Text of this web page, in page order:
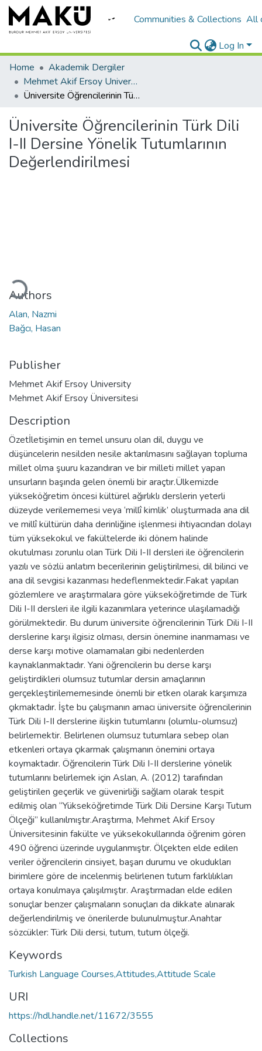
Communities & Collections All
Log In
Home
Akademik Dergiler
Mehmet Akif Ersoy University Journal of Education Faculty
Üniversite Öğrencilerinin Türk Dili I-II Dersine Yönelik Tutumlarının Değerlendirilmesi
Üniversite Öğrencilerinin Türk Dili
I-II Dersine Yönelik Tutumlarının
Değerlendirilmesi
Loading...
Authors
Alan, Nazmi
Bağcı, Hasan
Publisher
Mehmet Akif Ersoy University
Mehmet Akif Ersoy Üniversitesi
Description
Özetİletişimin en temel unsuru olan dil, duygu ve
düşüncelerin nesilden nesile aktarılmasını sağlayan topluma
millet olma şuuru kazandıran ve bir milleti millet yapan
unsurların başında gelen önemli bir araçtır.Ülkemizde
yükseköğretim öncesi kültürel ağırlıklı derslerin yeterli
düzeyde verilememesi veya ‘millî kimlik’ oluşturmada ana dil
ve millî kültürün daha derinliğine işlenmesi ihtiyacından dolayı
tüm yüksekokul ve fakültelerde iki dönem halinde
okutulması zorunlu olan Türk Dili I-II dersleri ile öğrencilerin
yazılı ve sözlü anlatım becerilerinin geliştirilmesi, dil bilinci ve
ana dil sevgisi kazanması hedeflenmektedir.Fakat yapılan
gözlemlere ve araştırmalara göre yükseköğretimde de Türk
Dili I-II dersleri ile ilgili kazanımlara yeterince ulaşılamadığı
görülmektedir. Bu durum üniversite öğrencilerinin Türk Dili I-II
derslerine karşı ilgisiz olması, dersin önemine inanmaması ve
derse karşı motive olamamaları gibi nedenlerden
kaynaklanmaktadır. Yani öğrencilerin bu derse karşı
geliştirdikleri olumsuz tutumlar dersin amaçlarının
gerçekleştirilememesinde önemli bir etken olarak karşımıza
çıkmaktadır. İşte bu çalışmanın amacı üniversite öğrencilerinin
Türk Dili I-II derslerine ilişkin tutumlarını (olumlu-olumsuz)
belirlemektir. Belirlenen olumsuz tutumlara sebep olan
etkenleri ortaya çıkarmak çalışmanın önemini ortaya
koymaktadır. Öğrencilerin Türk Dili I-II derslerine yönelik
tutumlarını belirlemek için Aslan, A. (2012) tarafından
geliştirilen geçerlik ve güvenirliği sağlam olarak tespit
edilmiş olan “Yükseköğretimde Türk Dili Dersine Karşı Tutum
Ölçeği” kullanılmıştır.Araştırma, Mehmet Akif Ersoy
Üniversitesinin fakülte ve yüksekokullarında öğrenim gören
490 öğrenci üzerinde uygulanmıştır. Ölçekten elde edilen
veriler öğrencilerin cinsiyet, başarı durumu ve okudukları
birimlere göre de incelenmiş belirlenen tutum farklılıkları
ortaya konulmaya çalışılmıştır. Araştırmadan elde edilen
sonuçlar benzer çalışmaların sonuçları da dikkate alınarak
değerlendirilmiş ve önerilerde bulunulmuştur.Anahtar
sözcükler: Türk Dili dersi, tutum, tutum ölçeği.
Keywords
Turkish Language Courses,Attitudes,Attitude Scale
URI
https://hdl.handle.net/11672/3555
Collections